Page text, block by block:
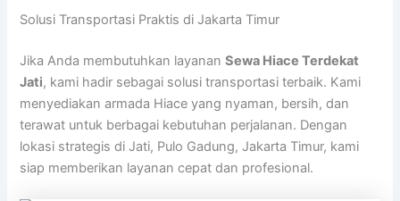
Solusi Transportasi Praktis di Jakarta Timur
Jika Anda membutuhkan layananSewa Hiace Terdekat
Jati, kami hadir sebagai solusi transportasi terbaik. Kami
menyediakan armada Hiace yang nyaman, bersih, dan
terawat untuk berbagai kebutuhan perjalanan. Dengan
lokasi strategis di Jati, Pulo Gadung, Jakarta Timur, kami
siap memberikan layanan cepat dan profesional.